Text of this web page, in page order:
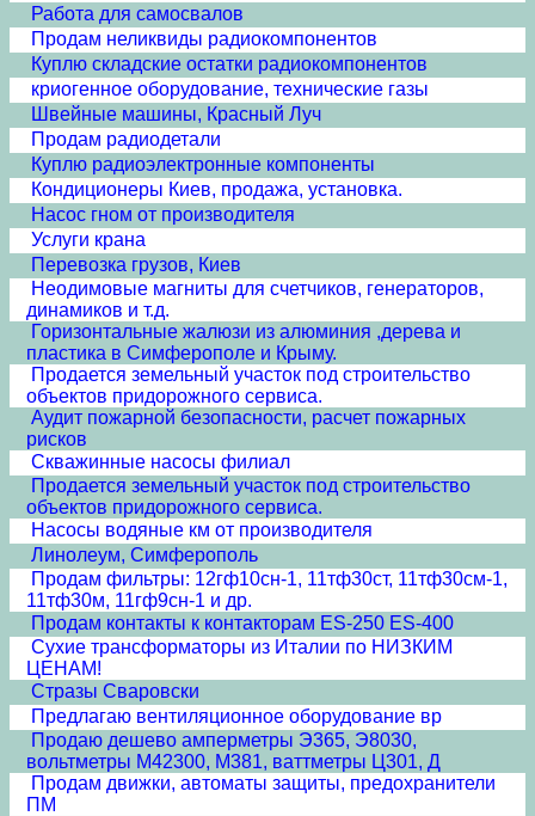
Работа для самосвалов
Продам неликвиды радиокомпонентов
Куплю складские остатки радиокомпонентов
криогенное оборудование, технические газы
Швейные машины, Красный Луч
Продам радиодетали
Куплю радиоэлектронные компоненты
Кондиционеры Киев, продажа, установка.
Насос гном от производителя
Услуги крана
Перевозка грузов, Киев
Неодимовые магниты для счетчиков, генераторов,
динамиков и т.д.
Горизонтальные жалюзи из алюминия ,дерева и
пластика в Симферополе и Крыму.
Продается земельный участок под строительство
объектов придорожного сервиса.
Аудит пожарной безопасности, расчет пожарных
рисков
Скважинные насосы филиал
Продается земельный участок под строительство
объектов придорожного сервиса.
Насосы водяные км от производителя
Линолеум, Симферополь
Продам фильтры: 12гф10сн-1, 11тф30ст, 11тф30см-1,
11тф30м, 11гф9сн-1 и др.
Продам контакты к контакторам ES-250 ES-400
Сухие трансформаторы из Италии по НИЗКИМ
ЦЕНАМ!
Стразы Сваровски
Предлагаю вентиляционное оборудование вр
Продаю дешево амперметры Э365, Э8030,
вольтметры М42300, М381, ваттметры Ц301, Д
Продам движки, автоматы защиты, предохранители
ПМ